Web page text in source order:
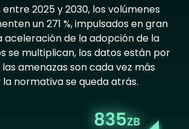
entre 2025 y 2030, los volúmenes
un 271 %, impulsados en gran
aceleración de la adopción de la
se multiplican, los datos están por
amenazas son cada vez más
normativa se queda atrás.